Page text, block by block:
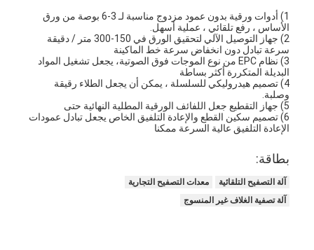
الصفحة الرئيسية
منتجات
معلومات عنا
جولة في المعمل
اتصل بنا
1) أدوات ورقية بدون عمود مزدوج مناسبة لـ 3-6 بوصة من ورق
الأساس ، رفع تلقائي ، عملية أسهل.
2) جهاز التوصيل الآلي لتحقيق الورق في 150-300 متر / دقيقة
سرعة تبادل دون انخفاض سرعة خط الماكينة
3) نظام EPC من نوع الموجات فوق الصوتية، يجعل تشغيل المواد
البديلة المتكررة أكثر بساطة
4) تصميم هيدروليكي للسلسلة ، يمكن أن يجعل الطلاء رقيقة
وصلبة.
5) جهاز التقطيع جعل اللفائف الورقية المطلية النهائية حتى
6) تصميم سكين القطع والإعادة التلفيق الخاص يجعل تبادل عمودات
الإعادة التلفيق عالية السرعة ممكنا
بطاقة:
آلة التصفيح التلقائية
معدات التصفيح التجارية
آلة تصفية الغلاف غير المنسوج